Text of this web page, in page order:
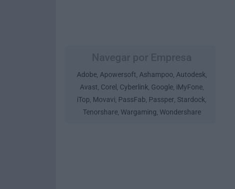
Adobe, Apowersoft, Ashampoo, Autodesk,
Avast, Corel , Cyberlink, Google, iMyFone,
iTop, Movavi, PassFab, Passper, Stardock,
Tenorshare, Wargaming, Wondershare